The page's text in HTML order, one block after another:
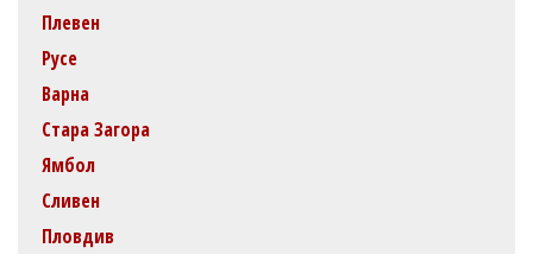
Плевен
Русе
Варна
Стара Загора
Ямбол
Сливен
Пловдив